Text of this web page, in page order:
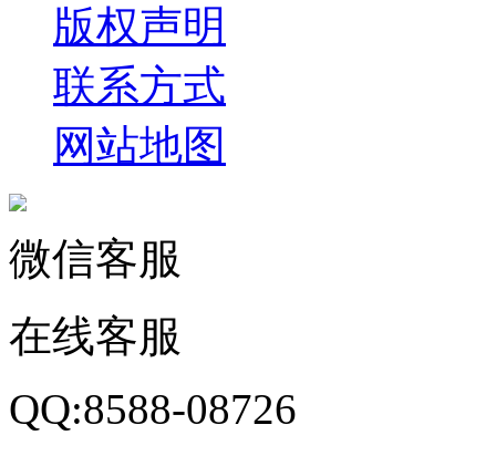
版权声明
联系方式
网站地图
微信客服
在线客服
QQ:8588-08726